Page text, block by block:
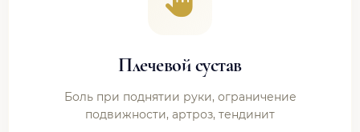
Плечевой сустав
Боль при поднятии руки, ограничение
подвижности, артроз, тендинит